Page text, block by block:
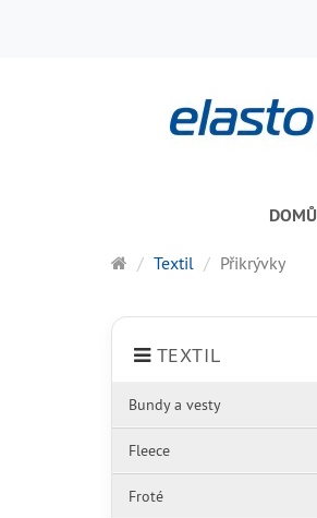
DOMŮ
Hlavní
Textil Přikrývky
TEXTIL
Bundy a vesty
Fleece
Froté